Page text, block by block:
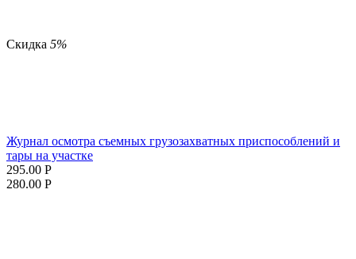
Скидка 5%
Журнал осмотра съемных грузозахватных приспособлений и
тары на участке
295.00 Р
280.00 Р